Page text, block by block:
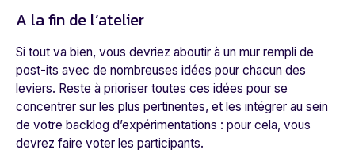
A la fin de l’atelier
Si tout va bien, vous devriez aboutir à un mur rempli de
post-its avec de nombreuses idées pour chacun des
leviers. Reste à prioriser toutes ces idées pour se
concentrer sur les plus pertinentes, et les intégrer au sein
de votre backlog d’expérimentations : pour cela, vous
devrez faire voter les participants.